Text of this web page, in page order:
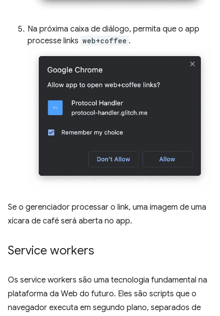
Na próxima caixa de diálogo, permita que o app
processe links web+coffee .
Se o gerenciador processar o link, uma imagem de uma
xícara de café será aberta no app.
Service workers
Os service workers são uma tecnologia fundamental na
plataforma da Web do futuro. Eles são scripts que o
navegador executa em segundo plano, separados de